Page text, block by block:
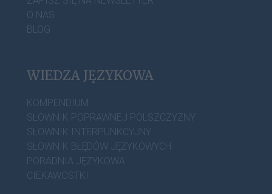
O NAS
BLOG
WIEDZA JĘZYKOWA
KOMPENDIUM
SŁOWNIK POPRAWNEJ POLSZCZYZNY
SŁOWNIK INTERPUNKCYJNY
SŁOWNIK BŁĘDÓW JĘZYKOWYCH
PORADNIA JĘZYKOWA
CIEKAWOSTKI